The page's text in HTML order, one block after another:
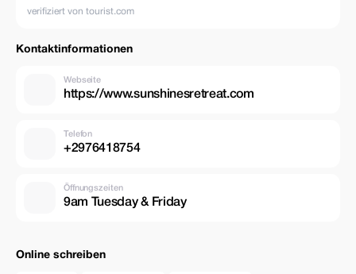
verifiziert von tourist.com
Kontaktinformationen
Webseite
https://www.sunshinesretreat.com
Telefon
+2976418754
Öffnungszeiten
9am Tuesday & Friday
Online schreiben